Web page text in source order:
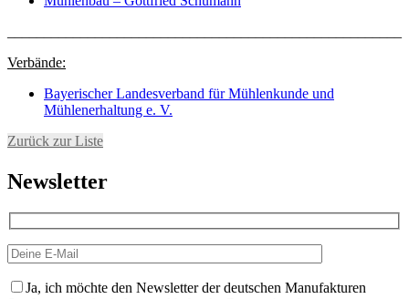
Verbände:
Bayerischer Landesverband für Mühlenkunde und
Mühlenerhaltung e. V.
Zurück zur Liste
Newsletter
Ja, ich möchte den Newsletter der deutschen Manufakturen